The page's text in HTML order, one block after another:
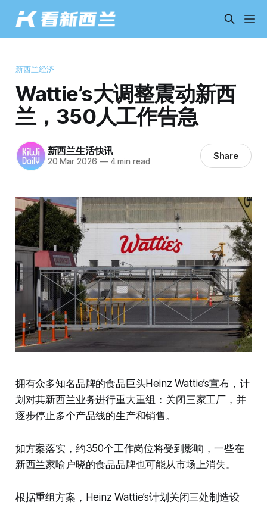
新西兰经济
Wattie’s大调整震动新西
兰，350人工作告急
新西兰生活快讯
20 Mar 2026 —4 min read Share
拥有众多知名品牌的食品巨头Heinz Wattie’s宣布，计
划对其新西兰业务进行重大重组：关闭三家工厂，并
逐步停止多个产品线的生产和销售。
如方案落实，约350个工作岗位将受到影响，一些在
新西兰家喻户晓的食品品牌也可能从市场上消失。
根据重组方案，Heinz Wattie’s计划关闭三处制造设